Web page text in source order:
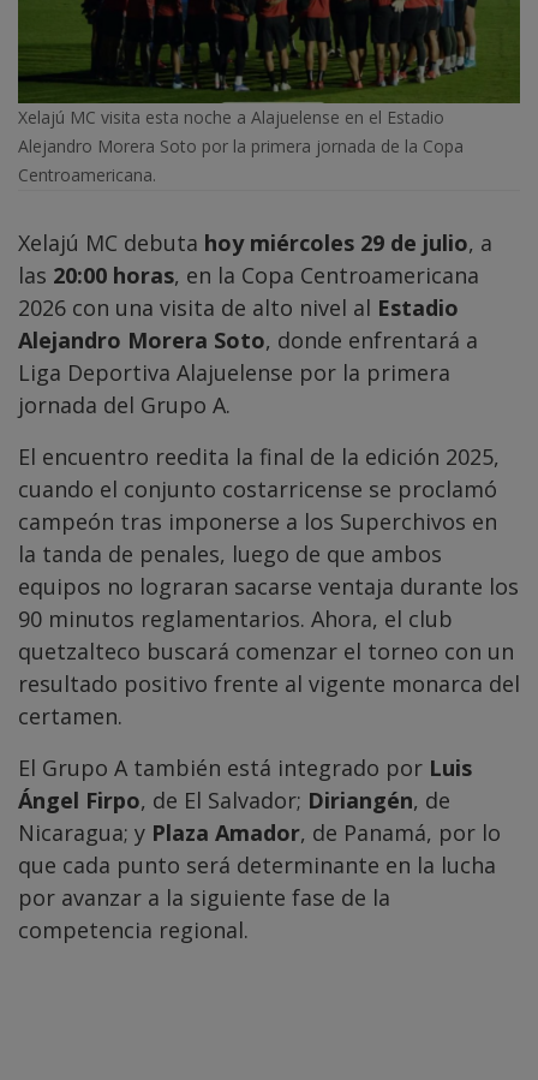
Xelajú MC visita esta noche a Alajuelense en el Estadio
Alejandro Morera Soto por la primera jornada de la Copa
Centroamericana.
Xelajú MC debuta hoy miércoles 29 de julio, a
las 20:00 horas, en la Copa Centroamericana
2026 con una visita de alto nivel al Estadio
Alejandro Morera Soto, donde enfrentará a
Liga Deportiva Alajuelense por la primera
jornada del Grupo A.
El encuentro reedita la final de la edición 2025,
cuando el conjunto costarricense se proclamó
campeón tras imponerse a los Superchivos en
la tanda de penales, luego de que ambos
equipos no lograran sacarse ventaja durante los
90 minutos reglamentarios. Ahora, el club
quetzalteco buscará comenzar el torneo con un
resultado positivo frente al vigente monarca del
certamen.
El Grupo A también está integrado por Luis
Ángel Firpo, de El Salvador; Diriangén, de
Nicaragua; y Plaza Amador, de Panamá, por lo
que cada punto será determinante en la lucha
por avanzar a la siguiente fase de la
competencia regional.